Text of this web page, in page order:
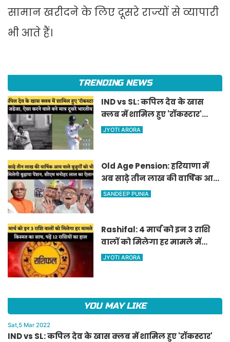
सामान खरीदने के लिए दूसरे राज्यों से व्यापारी
भी आते हैं।
TRENDING NEWS
IND vs SL: कपिल देव के खास
क्लब में शामिल हुए 'रॉकस्टार'
जडेजा, ऐसा करने वाले बने मात्र
JYOTI ARORA
Old Age Pension: हरियाणा में
अब साढ़े तीन लाख की वार्षिक आय
वाले बुजुर्गों को भी मिलेगी बुढ़ापा
SANDEEP PUNIA
Rashifal: 4 मार्च को इन 3 राशि
वालों को मिलेगा हर मामले में
किस्मत का साथ, पढ़ें 12 राशियों का
JYOTI ARORA
YOU MAY LIKE
Sat,5 Mar 2022
IND vs SL: कपिल देव के खास क्लब में शामिल हुए 'रॉकस्टार'